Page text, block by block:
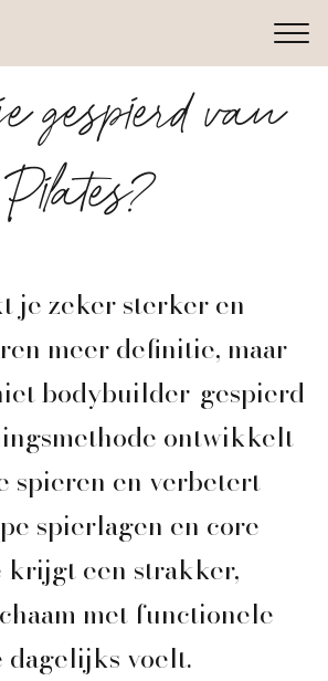
gespierd van
Pilates?
je zeker sterker en
meer definitie, maar
bodybuilder-gespierd
ontwikkelt
spieren en verbetert
spierlagen en core
krijgt een strakker,
met functionele
voelt.